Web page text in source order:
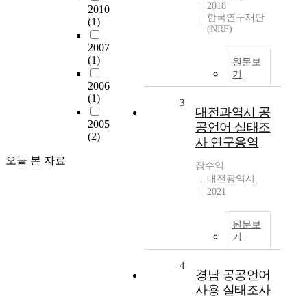
2010
(1)
2007
(1)
2006
(1)
2005
(2)
오늘 본 자료
2018
한국연구재단
(NRF)
원문보
기
3
대전과역시 공
공언어 실태조
사 연구용역
장수익
대전광역시
2021
원문보
기
4
경남 공공언어
사용 실태조사